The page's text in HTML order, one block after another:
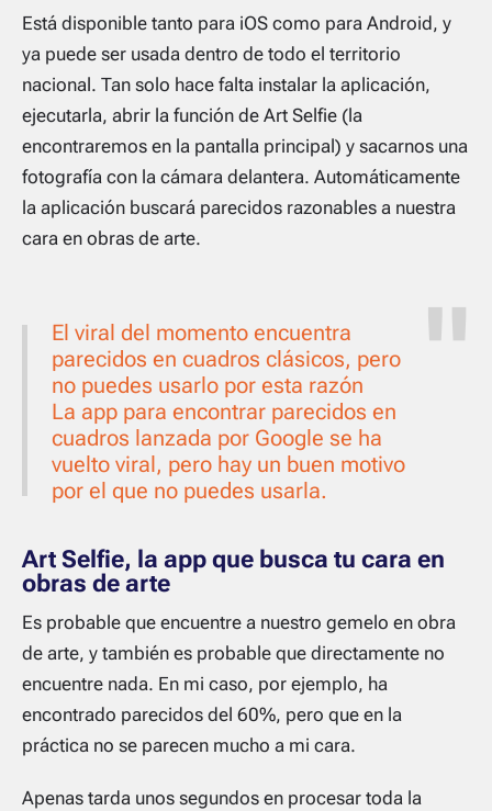
Está disponible tanto para iOS como para Android, y
ya puede ser usada dentro de todo el territorio
nacional. Tan solo hace falta instalar la aplicación,
ejecutarla, abrir la función de Art Selfie (la
encontraremos en la pantalla principal) y sacarnos una
fotografía con la cámara delantera. Automáticamente
la aplicación buscará parecidos razonables a nuestra
cara en obras de arte.
El viral del momento encuentra
parecidos en cuadros clásicos, pero
no puedes usarlo por esta razón
La app para encontrar parecidos en
cuadros lanzada por Google se ha
vuelto viral, pero hay un buen motivo
por el que no puedes usarla.
Art Selfie, la app que busca tu cara en
obras de arte
Es probable que encuentre a nuestro gemelo en obra
de arte, y también es probable que directamente no
encuentre nada. En mi caso, por ejemplo, ha
encontrado parecidos del 60%, pero que en la
práctica no se parecen mucho a mi cara.
Apenas tarda unos segundos en procesar toda la